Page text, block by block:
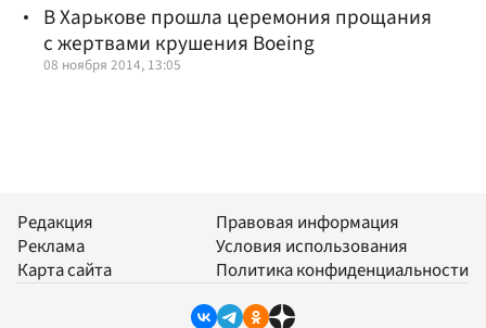
В Харькове прошла церемония прощания
с жертвами крушения Boeing
08 ноября 2014, 13:05
Редакция
Реклама
Карта сайта
Правовая информация
Условия использования
Политика конфиденциальности